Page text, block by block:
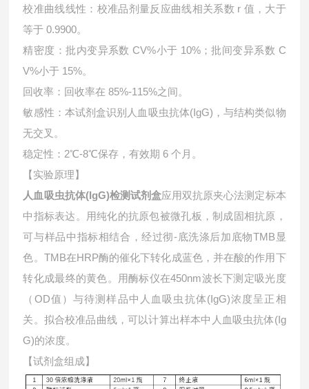
校准曲线线性：校准品剂量反应曲线相关系数 r 值，大于
等于 0.9900。
精密度：批内变异系数 CV%小于 10%；批间变异系数 C
V%小于 15%。
回收率：回收率在 85%-115%之间。
敏感性：本试剂盒识别人血吸虫抗体(IgG)，与结构类似物
无交叉。
稳定性：2℃-8℃保存，有效期 6 个月。
【实验原理】
人血吸虫抗体(IgG)检测试剂盒应用双抗原夹心法测定标本
中指标表达。用纯化的抗原包被微孔板，制成固相抗原，
可与样品中指标相结合，经过彻-底洗涤后加底物TMB显
色。TMB在HRP酶的催化下转化成蓝色，并在酸的作用下
转化成最终的黄色。用酶标仪在450nm波长下测定吸光度
（OD值）与待测样品中 人血吸虫抗体(IgG)浓度呈正相
关。拟合校准品曲线，可以计算出样本中 人血吸虫抗体(Ig
G)的浓度。
【试剂盒组成】